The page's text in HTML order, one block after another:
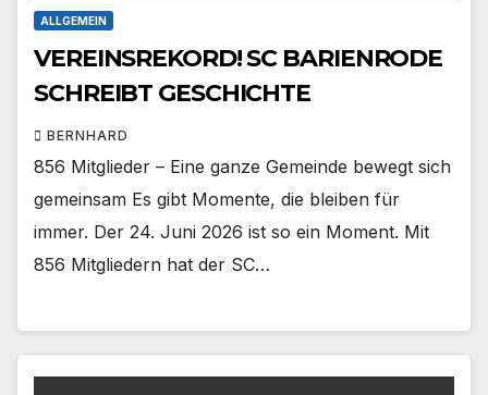
ALLGEMEIN
VEREINSREKORD! SC BARIENRODE
SCHREIBT GESCHICHTE
BERNHARD
856 Mitglieder – Eine ganze Gemeinde bewegt sich
gemeinsam Es gibt Momente, die bleiben für
immer. Der 24. Juni 2026 ist so ein Moment. Mit
856 Mitgliedern hat der SC…